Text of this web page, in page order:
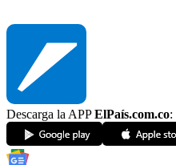
Descarga la APPElPaís.com.co: